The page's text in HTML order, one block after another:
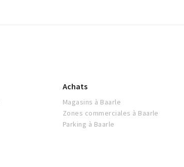
Achats
Magasins à Baarle
Zones commerciales à Baarle
Parking à Baarle